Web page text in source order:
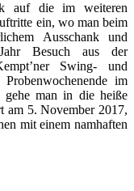
auf die im weiteren
ein, wo man beim
Ausschank und
Besuch aus der
Swing- und
im
gehe man in die heiße
am 5. November 2017,
mit einem namhaften